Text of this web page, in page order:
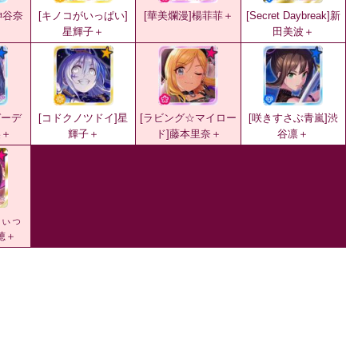
谷奈
[キノコがいっぱい]
星輝子＋
[華美爛漫]楊菲菲＋
[Secret Daybreak]新
田美波＋
デ
[コドクノツドイ]星
輝子＋
[ラビング☆マイロー
ド]藤本里奈＋
[咲きすさぶ青嵐]渋
谷凛＋
っ
＋